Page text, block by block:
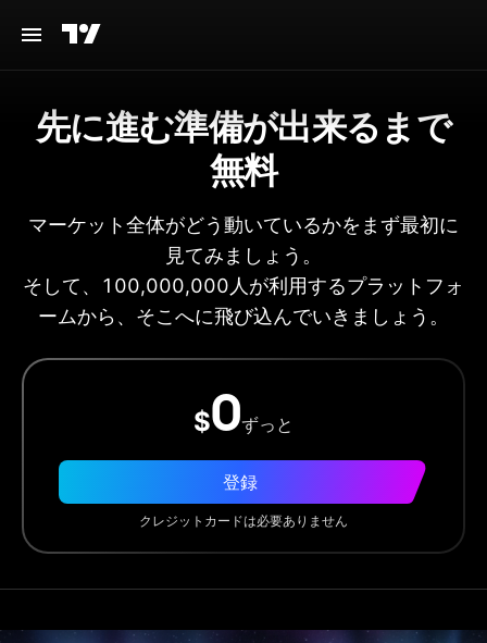
先に進む準備が出来るまで
無料
マーケット全体がどう動いているかをまず最初に
見てみましょう。
そして、100,000,000人が利用するプラットフォ
ームから、そこへに飛び込んでいきましょう。
$0ずっと
登録
クレジットカードは必要ありません